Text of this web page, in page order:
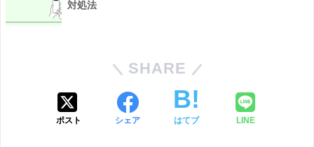
対処法
SHARE
ポスト シェア はてブ LINE